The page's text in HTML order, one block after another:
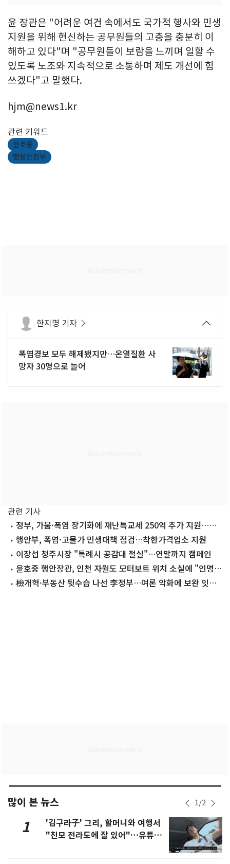
윤 장관은 "어려운 여건 속에서도 국가적 행사와 민생
지원을 위해 헌신하는 공무원들의 고충을 충분히 이
해하고 있다"며 "공무원들이 보람을 느끼며 일할 수
있도록 노조와 지속적으로 소통하며 제도 개선에 힘
쓰겠다"고 말했다.
hjm@news1.kr
관련 키워드
윤호중
행정안전부
한지명 기자
폭염경보 모두 해제됐지만…온열질환 사
망자 30명으로 늘어
관련 기사
정부, 가뭄·폭염 장기화에 재난특교세 250억 추가 지원…올
여름만 608억
행안부, 폭염·고물가 민생대책 점검…착한가격업소 지원
이장섭 청주시장 "특례시 공감대 절실"…연말까지 캠페인
윤호중 행안장관, 인천 자월도 모터보트 위치 소실에 "인명구
조 총력"
檢개혁·부동산 뒷수습 나선 李정부…여론 악화에 보완 잇따
많이 본 뉴스 1/2
1
'김구라子' 그리, 할머니와 여행서
"친모 전라도에 잘 있어"…유튜브